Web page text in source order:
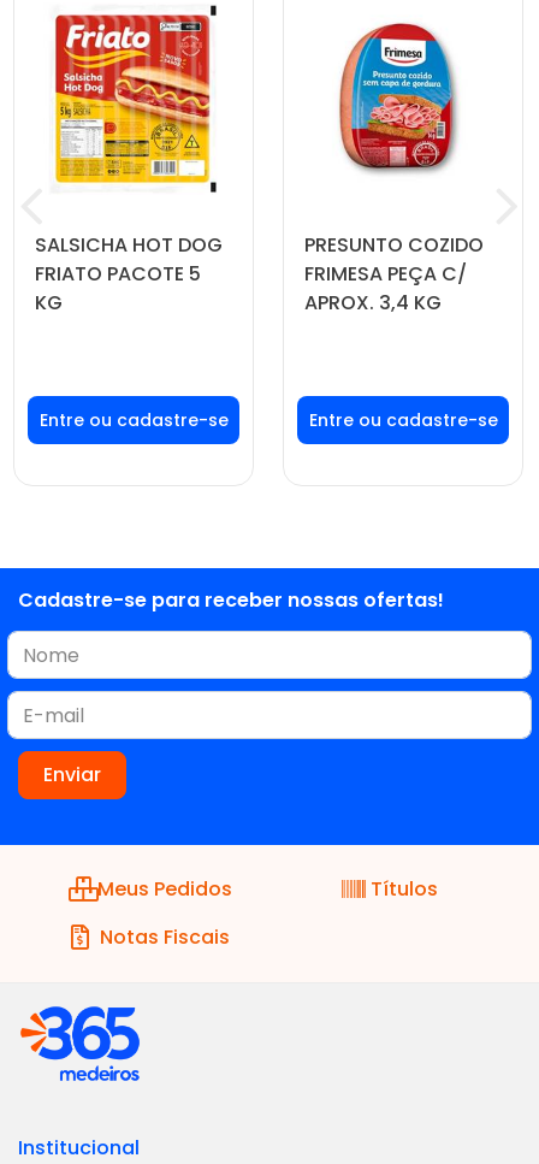
SALSICHA HOT DOG
FRIATO PACOTE 5
KG
Faça seu login ou
cadastre-se para
ver preços e
PRESUNTO COZIDO
FRIMESA PEÇA C/
APROX. 3,4 KG
Faça seu login ou
cadastre-se para
ver preços e
Cadastre-se para receber nossas ofertas!
Meus Pedidos
Títulos
Notas Fiscais
Institucional